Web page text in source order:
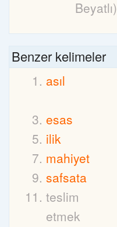
Beyatlı)
Benzer kelimeler
asıl
esas
ilik
mahiyet
safsata
teslim
etmek